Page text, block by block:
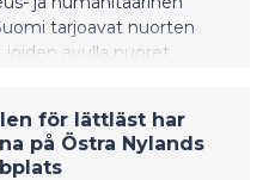
tarjoavat nuorten
avulla nuoret
för lättläst har
på Östra Nylands